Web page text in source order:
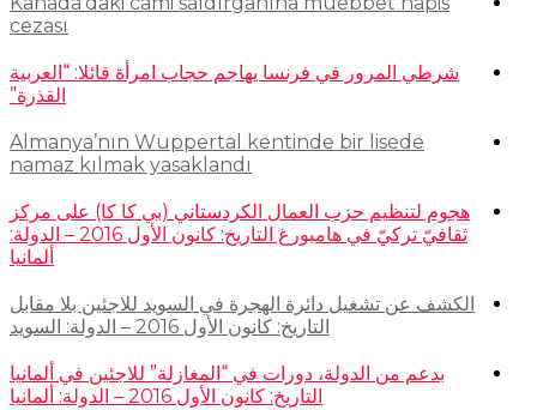
cezası
شرطي المرور في فرنسا يهاجم حجاب امرأة قائلا: “العربية
القذرة”
Almanya’nın Wuppertal kentinde bir lisede
namaz kılmak yasaklandı
هجوم لتنظيم حزب العمال الكردستاني (بي كا كا) على مركز
ثقافيّ تركيّ في هامبورغ التاريخ: كانون الأول 2016 – الدولة:
ألمانيا
الكشف عن تشغيل دائرة الهجرة في السويد للاجئين بلا مقابل
التاريخ: كانون الأول 2016 – الدولة: السويد
بدعم من الدولة، دورات في “المغازلة” للاجئين في ألمانيا
التاريخ: كانون الأول 2016 – الدولة: ألمانيا